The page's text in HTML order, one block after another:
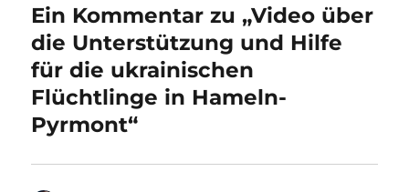
Ein Kommentar zu „Video über
die Unterstützung und Hilfe
für die ukrainischen
Flüchtlinge in Hameln-
Pyrmont“